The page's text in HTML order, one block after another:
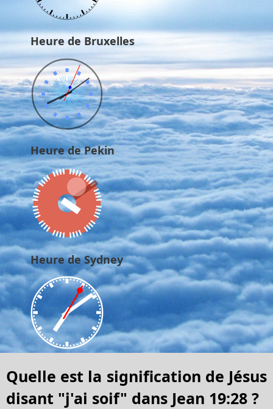
Heure de Bruxelles
Heure de Pekin
Heure de Sydney
Quelle est la signification de Jésus
disant "j'ai soif" dans Jean 19:28 ?